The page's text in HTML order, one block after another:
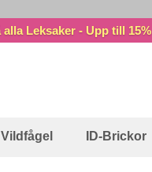
alla Leksaker - Upp till 15%
ID-Brickor